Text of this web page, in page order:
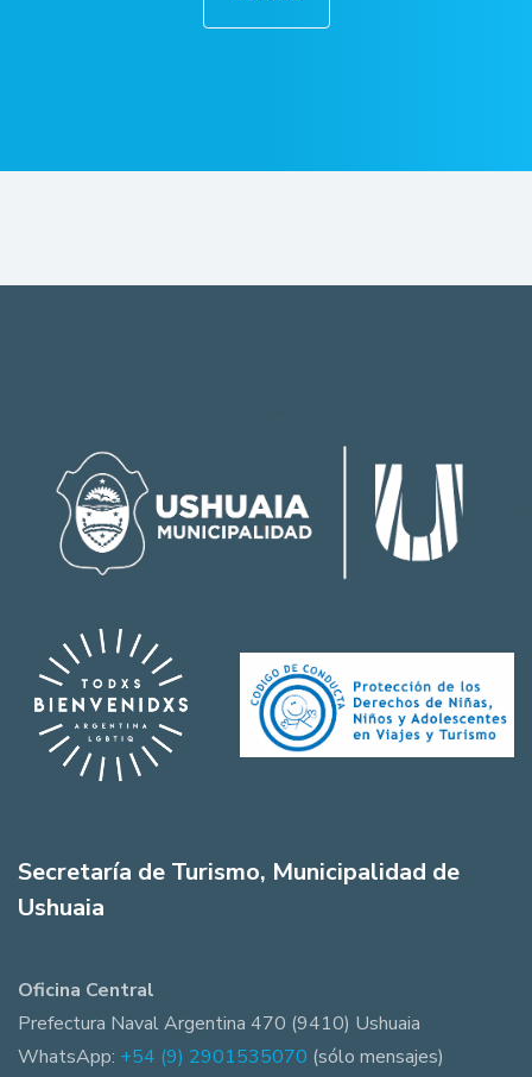
Secretaría de Turismo, Municipalidad de
Ushuaia
Oficina Central
Prefectura Naval Argentina 470 (9410) Ushuaia
WhatsApp: +54 (9) 2901535070 (sólo mensajes)